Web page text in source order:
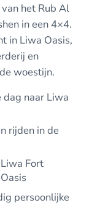
het Rub Al
in een 4×4.
in Liwa Oasis,
en
woestijn.
naar Liwa
rijden in de
Fort
persoonlijke